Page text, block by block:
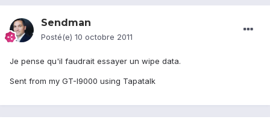
Sendman
Posté(e) 10 octobre 2011
Je pense qu'il faudrait essayer un wipe data.
Sent from my GT-I9000 using Tapatalk